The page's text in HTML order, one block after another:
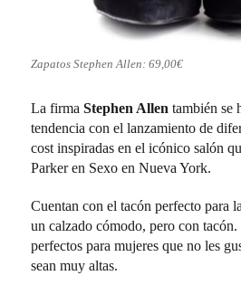
Zapatos Stephen Allen: 69,00€
La firmaStephen Allen también se
tendencia con el lanzamiento de
cost inspiradas en el icónico salón
Parker en Sexo en Nueva York.
Cuentan con el tacón perfecto para
un calzado cómodo, pero con tacón.
perfectos para mujeres que no les
sean muy altas.